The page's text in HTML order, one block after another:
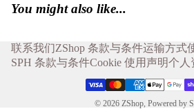
You might also like...
联系我们ZShop 条款与条件运输方式
SPH 条款与条件Cookie 使用声明个人
© 2026 ZShop, Powered by